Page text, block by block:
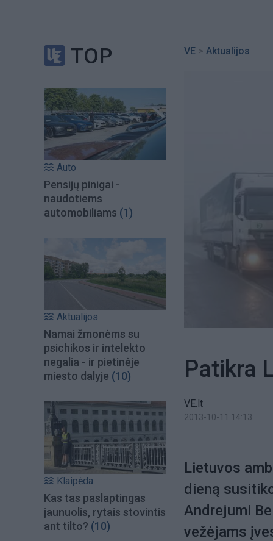
TOP
Auto
Pensijų pinigai -
naudotiems
automobiliams (1)
Aktualijos
Namai žmonėms su
psichikos ir intelekto
negalia - ir pietinėje
miesto dalyje (10)
Klaipėda
Kas tas paslaptingas
jaunuolis, rytais stovintis
ant tilto? (10)
VE > Aktualijos
Patikra
VE.lt
2013-10-11 14:13
Lietuvos
dieną
Andrejumi
vežėjams